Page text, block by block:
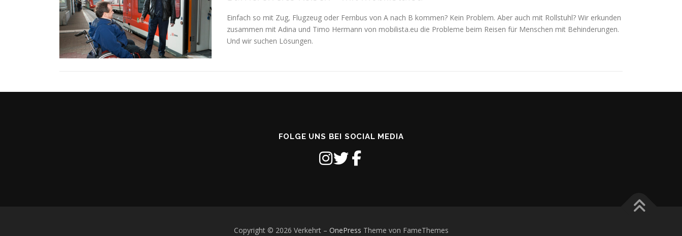
Einfach so mit Zug, Flugzeug oder Fernbus von A nach B kommen? Kein Problem. Aber auch mit Rollstuhl? Wir erkunden
zusammen mit Adina und Timo Hermann von mobilista.eu die Probleme beim Reisen für Menschen mit Behinderungen.
Und wir suchen Lösungen.
FOLGE UNS BEI SOCIAL MEDIA
Copyright © 2026 Verkehrt – OnePress Theme von FameThemes